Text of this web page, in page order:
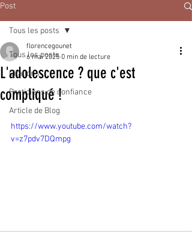
Post
Tous les posts
Citations
Praticiens de confiance
Article de Blog
Tous les posts
L'adolescence ? que c'est
compliqué !
florencegounet
6 mai 2025 0 min de lecture
https://www.youtube.com/watch?
v=z7pdv7DQmpg